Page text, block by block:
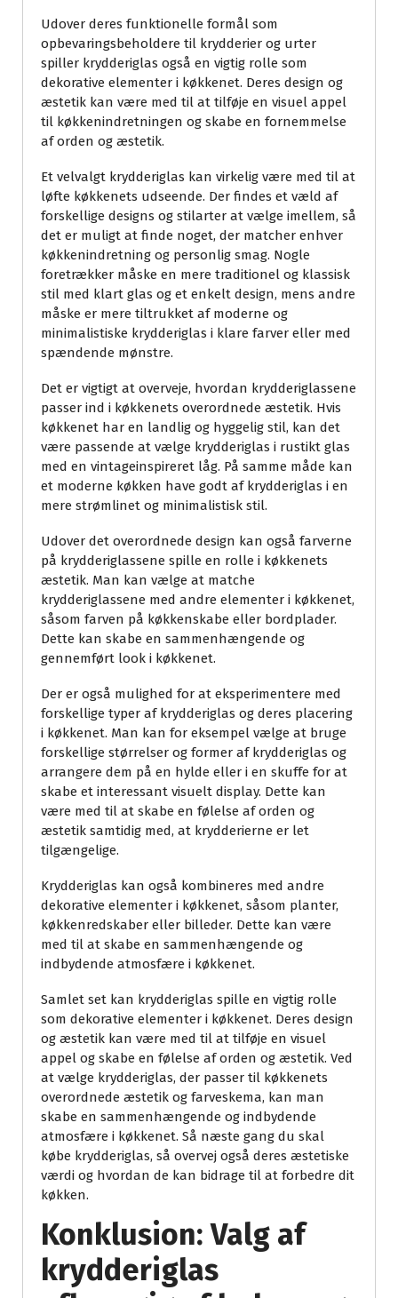
Udover deres funktionelle formål som
opbevaringsbeholdere til krydderier og urter
spiller krydderiglas også en vigtig rolle som
dekorative elementer i køkkenet. Deres design og
æstetik kan være med til at tilføje en visuel appel
til køkkenindretningen og skabe en fornemmelse
af orden og æstetik.
Et velvalgt krydderiglas kan virkelig være med til at
løfte køkkenets udseende. Der findes et væld af
forskellige designs og stilarter at vælge imellem, så
det er muligt at finde noget, der matcher enhver
køkkenindretning og personlig smag. Nogle
foretrækker måske en mere traditionel og klassisk
stil med klart glas og et enkelt design, mens andre
måske er mere tiltrukket af moderne og
minimalistiske krydderiglas i klare farver eller med
spændende mønstre.
Det er vigtigt at overveje, hvordan krydderiglassene
passer ind i køkkenets overordnede æstetik. Hvis
køkkenet har en landlig og hyggelig stil, kan det
være passende at vælge krydderiglas i rustikt glas
med en vintageinspireret låg. På samme måde kan
et moderne køkken have godt af krydderiglas i en
mere strømlinet og minimalistisk stil.
Udover det overordnede design kan også farverne
på krydderiglassene spille en rolle i køkkenets
æstetik. Man kan vælge at matche
krydderiglassene med andre elementer i køkkenet,
såsom farven på køkkenskabe eller bordplader.
Dette kan skabe en sammenhængende og
gennemført look i køkkenet.
Der er også mulighed for at eksperimentere med
forskellige typer af krydderiglas og deres placering
i køkkenet. Man kan for eksempel vælge at bruge
forskellige størrelser og former af krydderiglas og
arrangere dem på en hylde eller i en skuffe for at
skabe et interessant visuelt display. Dette kan
være med til at skabe en følelse af orden og
æstetik samtidig med, at krydderierne er let
tilgængelige.
Krydderiglas kan også kombineres med andre
dekorative elementer i køkkenet, såsom planter,
køkkenredskaber eller billeder. Dette kan være
med til at skabe en sammenhængende og
indbydende atmosfære i køkkenet.
Samlet set kan krydderiglas spille en vigtig rolle
som dekorative elementer i køkkenet. Deres design
og æstetik kan være med til at tilføje en visuel
appel og skabe en følelse af orden og æstetik. Ved
at vælge krydderiglas, der passer til køkkenets
overordnede æstetik og farveskema, kan man
skabe en sammenhængende og indbydende
atmosfære i køkkenet. Så næste gang du skal
købe krydderiglas, så overvej også deres æstetiske
værdi og hvordan de kan bidrage til at forbedre dit
køkken.
Konklusion: Valg af
krydderiglas